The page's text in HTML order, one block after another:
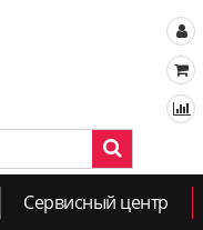
Сервисный центр